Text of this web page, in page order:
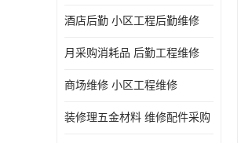
酒店后勤 小区工程后勤维修
月采购消耗品 后勤工程维修
商场维修 小区工程维修
装修理五金材料 维修配件采购